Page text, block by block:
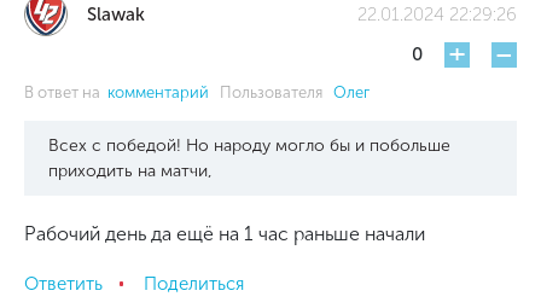
Slawak
22.01.2024 22:29:26
0
+ -
В ответ на комментарий Пользователя Олег
Всех с победой! Но народу могло бы и побольше
приходить на матчи,
Рабочий день да ещё на 1 час раньше начали
Ответить Поделиться